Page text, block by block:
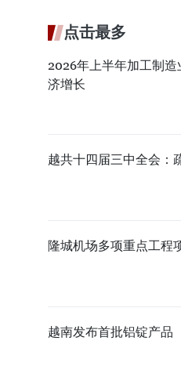
点击最多
2026年上半年加工制
济增长
越共十四届三中全会：
隆城机场多项重点工程
越南发布首批铝锭产品